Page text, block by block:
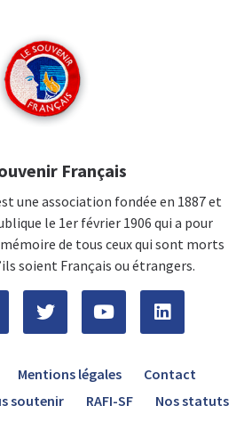
Français
une association fondée en 1887 et
le 1er février 1906 qui a pour
de tous ceux qui sont morts
soient Français ou étrangers.
Mentions légales
Contact
soutenir RAFI-SF Nos statuts